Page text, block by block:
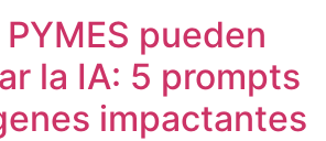
pueden
la IA: 5 prompts
impactantes